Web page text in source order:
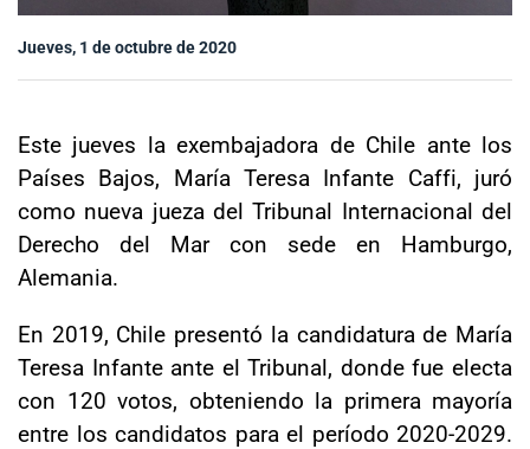
Jueves, 1 de octubre de 2020
Este jueves la exembajadora de Chile ante los
Países Bajos, María Teresa Infante Caffi, juró
como nueva jueza del Tribunal Internacional del
Derecho del Mar con sede en Hamburgo,
Alemania.
En 2019, Chile presentó la candidatura de María
Teresa Infante ante el Tribunal, donde fue electa
con 120 votos, obteniendo la primera mayoría
entre los candidatos para el período 2020-2029.